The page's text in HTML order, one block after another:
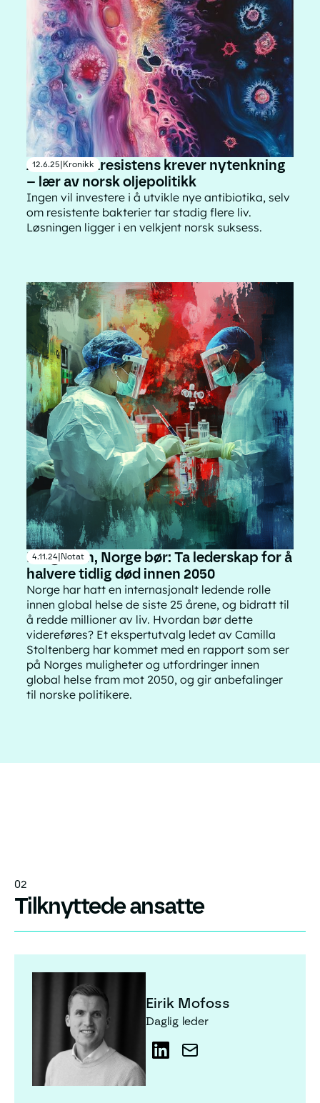
12.6.25 Kronikk
Antibiotikaresistens krever nytenkning
– lær av norsk oljepolitikk
Ingen vil investere i å utvikle nye antibiotika, selv
om resistente bakterier tar stadig flere liv.
Løsningen ligger i en velkjent norsk suksess.
4.11.24| Notat
Norge kan, Norge bør: Ta lederskap for å
halvere tidlig død innen 2050
Norge har hatt en internasjonalt ledende rolle
innen global helse de siste 25 årene, og bidratt til
å redde millioner av liv. Hvordan bør dette
videreføres? Et ekspertutvalg ledet av Camilla
Stoltenberg har kommet med en rapport som ser
på Norges muligheter og utfordringer innen
global helse fram mot 2050, og gir anbefalinger
til norske politikere.
02
Tilknyttede ansatte
Eirik Mofoss
Daglig leder